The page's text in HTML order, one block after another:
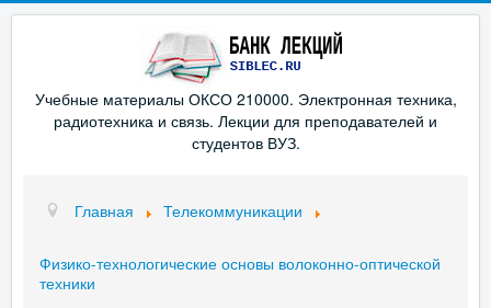
Учебные материалы ОКСО 210000. Электронная техника,
радиотехника и связь. Лекции для преподавателей и
студентов ВУЗ.
Главная Телекоммуникации
Физико-технологические основы волоконно-оптической
техники